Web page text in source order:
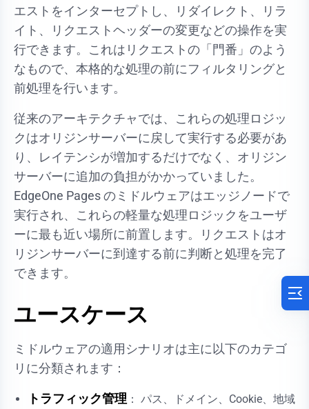
エストをインターセプトし、リダイレクト、リラ
イト、リクエストヘッダーの変更などの操作を実
行できます。これはリクエストの「門番」のよう
なもので、本格的な処理の前にフィルタリングと
前処理を行います。
従来のアーキテクチャでは、これらの処理ロジッ
クはオリジンサーバーに戻して実行する必要があ
り、レイテンシが増加するだけでなく、オリジン
サーバーに追加の負担がかかっていました。
EdgeOne Pages のミドルウェアはエッジノードで
実行され、これらの軽量な処理ロジックをユーザ
ーに最も近い場所に前置します。リクエストはオ
リジンサーバーに到達する前に判断と処理を完了
できます。
ユースケース
ミドルウェアの適用シナリオは主に以下のカテゴ
リに分類されます：
トラフィック管理 ： パス、ドメイン、Cookie、地域